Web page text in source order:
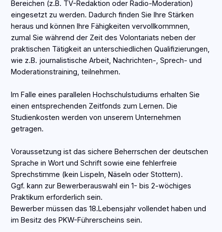
Bereichen (z.B. TV-Redaktion oder Radio-Moderation)
eingesetzt zu werden. Dadurch finden Sie Ihre Stärken
heraus und können Ihre Fähigkeiten vervollkommnen,
zumal Sie während der Zeit des Volontariats neben der
praktischen Tätigkeit an unterschiedlichen Qualifizierungen,
wie z.B. journalistische Arbeit, Nachrichten-, Sprech- und
Moderationstraining, teilnehmen.
Im Falle eines parallelen Hochschulstudiums erhalten Sie
einen entsprechenden Zeitfonds zum Lernen. Die
Studienkosten werden von unserem Unternehmen
getragen.
Voraussetzung ist das sichere Beherrschen der deutschen
Sprache in Wort und Schrift sowie eine fehlerfreie
Sprechstimme (kein Lispeln, Näseln oder Stottern).
Ggf. kann zur Bewerberauswahl ein 1- bis 2-wöchiges
Praktikum erforderlich sein.
Bewerber müssen das 18.Lebensjahr vollendet haben und
im Besitz des PKW-Führerscheins sein.